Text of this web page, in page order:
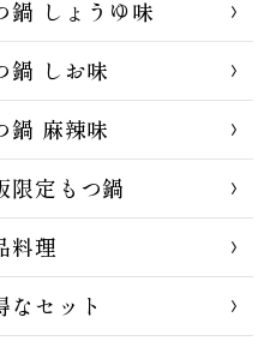
鍋 しょうゆ味
鍋 しお味
鍋 麻辣味
限定もつ鍋
料理
なセット